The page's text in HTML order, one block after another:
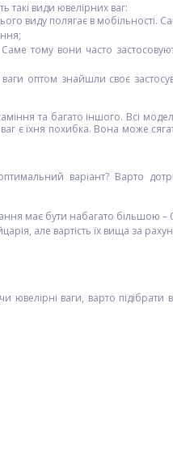
такі види ювелірних ваг:
виду полягає в мобільності.
тому вони часто
ваги оптом знайшли своє
та багато іншого. Всі
є їхня похибка. Вона може
варіант? Варто
має бути набагато більшою –
але вартість їх вища за
ваги, варто підібрати